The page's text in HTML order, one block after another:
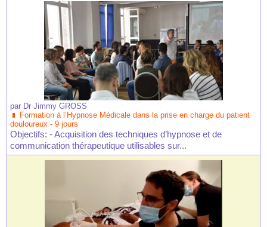
par Dr Jimmy GROSS
Formation à l’Hypnose Médicale dans la prise en charge du patient
douloureux - 9 jours
Objectifs: - Acquisition des techniques d’hypnose et de
communication thérapeutique utilisables sur...